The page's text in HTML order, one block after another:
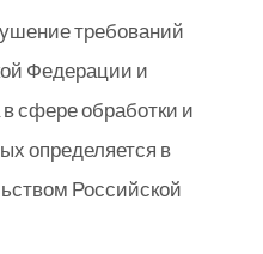
требований
Федерации и
сфере обработки и
определяется в
Российской